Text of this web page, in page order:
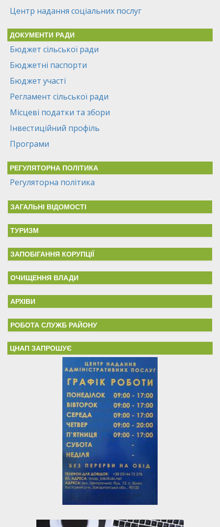
Центр надання соціальних послуг
ДОКУМЕНТИ РАДИ
Бюджет сільської ради
Бюджетні паспорти
Бюджет участі
Регламент сільської ради
Місцеві податки та збори
Інвестиційний профіль
Програми
РЕГУЛЯТОРНА ПОЛІТИКА
Регуляторна політика
ЗАГАЛЬНІ ВІДОМОСТІ
ТУРИЗМ
ЗАПОБІГАННЯ КОРУПЦІЇ
ОЧИЩЕННЯ ВЛАДИ
АРХІВИ
РОБОТА СЛУЖБ РАЙОНУ
ЦНАП ЗАПРОШУЄ